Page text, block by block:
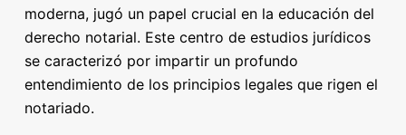
moderna, jugó un papel crucial en la educación del
derecho notarial. Este centro de estudios jurídicos
se caracterizó por impartir un profundo
entendimiento de los principios legales que rigen el
notariado.